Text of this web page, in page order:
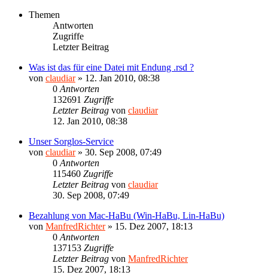
Themen
Antworten
Zugriffe
Letzter Beitrag
Was ist das für eine Datei mit Endung .rsd ?
von claudiar» 12. Jan 2010, 08:38
0 Antworten
132691 Zugriffe
Letzter Beitrag von claudiar
12. Jan 2010, 08:38
Unser Sorglos-Service
von claudiar» 30. Sep 2008, 07:49
0 Antworten
115460 Zugriffe
Letzter Beitrag von claudiar
30. Sep 2008, 07:49
Bezahlung von Mac-HaBu (Win-HaBu, Lin-HaBu)
von ManfredRichter» 15. Dez 2007, 18:13
0 Antworten
137153 Zugriffe
Letzter Beitrag von ManfredRichter
15. Dez 2007, 18:13